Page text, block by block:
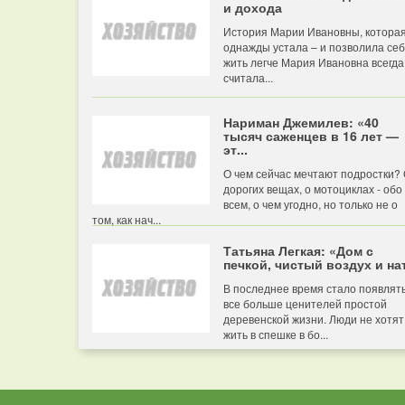
и дохода
История Марии Ивановны, которая
однажды устала – и позволила
жить легче Мария Ивановна всегда
считала...
Нариман Джемилев: «40
тысяч саженцев в 16 лет —
эт...
О чем сейчас мечтают подростки?
дорогих вещах, о мотоциклах - обо
всем, о чем угодно, но только не о
том, как нач...
Татьяна Легкая: «Дом с
печкой, чистый воздух и
В последнее время стало
все больше ценителей простой
деревенской жизни. Люди не хотят
жить в спешке в бо...